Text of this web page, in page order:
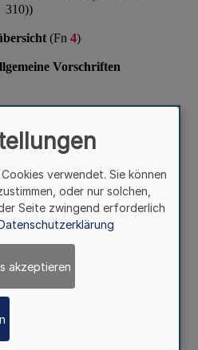
verwendet. Sie können
oder nur solchen,
Seite zwingend erforderlich
akzeptieren